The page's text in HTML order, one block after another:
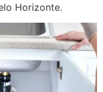
Horizonte.